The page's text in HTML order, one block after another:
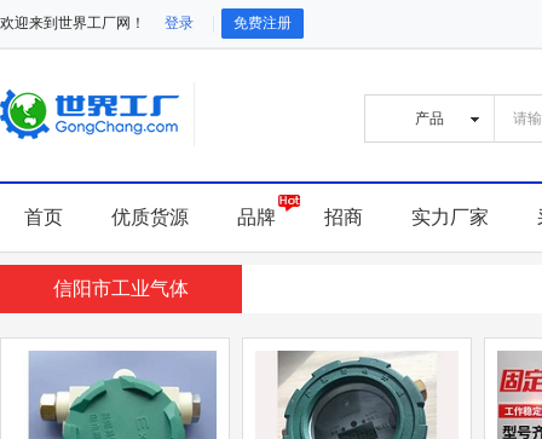
欢迎来到世界工厂网！ 登录 免费注册
首页 优质货源 品牌 招商 实力厂家
信阳市工业气体